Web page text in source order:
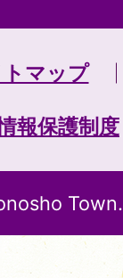
マップ
報保護制度